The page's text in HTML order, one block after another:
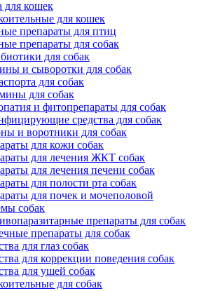
для кошек
для кошек
препараты для птиц
препараты для собак
для собак
и сыворотки для собак
для собак
для собак
и фитопрепараты для собак
средства для собак
и воротники для собак
для кожи собак
для лечения ЖКТ собак
для лечения печени собак
для полости рта собак
для почек и мочеполовой
собак
препараты для собак
препараты для собак
для глаз собак
для коррекции поведения собак
для ушей собак
для собак